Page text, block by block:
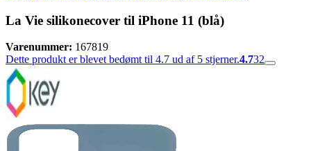
La Vie silikonecover til iPhone 11 (blå)
Varenummer: 167819
Dette produkt er blevet bedømt til 4.7 ud af 5 stjerner.4.732